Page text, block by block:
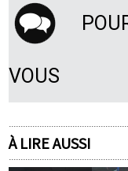
VOUS
À LIRE AUSSI